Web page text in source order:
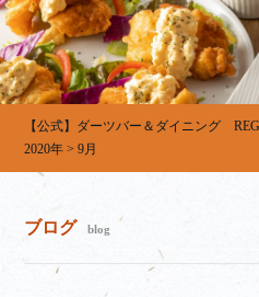
【公式】ダーツバー＆ダイニング
2020年 >9月
ブログ blog